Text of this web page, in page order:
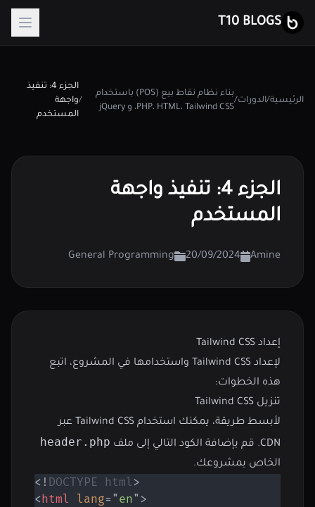
T10 BLOGS
الرئيسية/الدورات/
بناء نظام نقاط بيع (POS) باستخدام
PHP، HTML، Tailwind CSS، و jQuery
/
الجزء 4: تنفيذ
واجهة
المستخدم
الجزء 4: تنفيذ واجهة
المستخدم
Amine
20/09/2024
General Programming
إعداد Tailwind CSS
لإعداد Tailwind CSS واستخدامها في المشروع، اتبع
هذه الخطوات:
تنزيل Tailwind CSS
لأبسط طريقة، يمكنك استخدام Tailwind CSS عبر
CDN. قم بإضافة الكود التالي إلى ملف
header.php
الخاص بمشروعك.
<! DOCTYPE html>
<html lang= " en" >